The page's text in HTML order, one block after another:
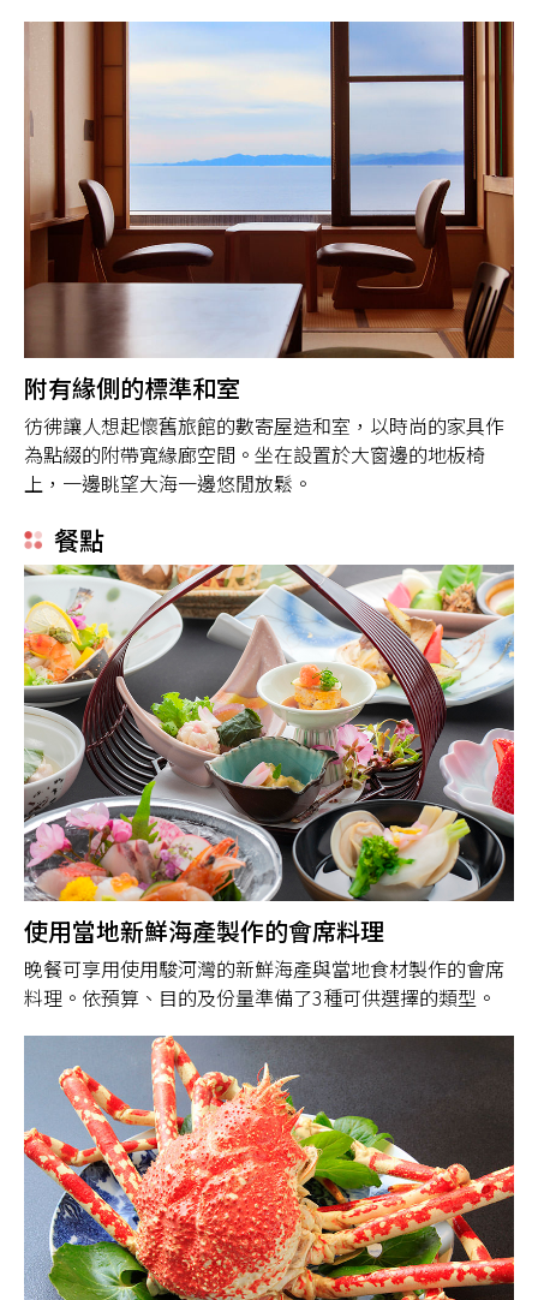
附有緣側的標準和室
彷彿讓人想起懷舊旅館的數寄屋造和室，以時尚的家具作
為點綴的附帶寬緣廊空間。坐在設置於大窗邊的地板椅
上，一邊眺望大海一邊悠閒放鬆。
餐點
使用當地新鮮海產製作的會席料理
晚餐可享用使用駿河灣的新鮮海產與當地食材製作的會席
料理。依預算、目的及份量準備了3種可供選擇的類型。